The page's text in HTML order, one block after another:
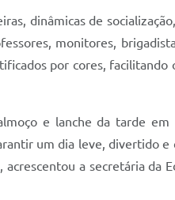
dinâmicas de
monitores,
por cores, facilitando
e lanche da tarde em
um dia leve, divertido e
a secretária da